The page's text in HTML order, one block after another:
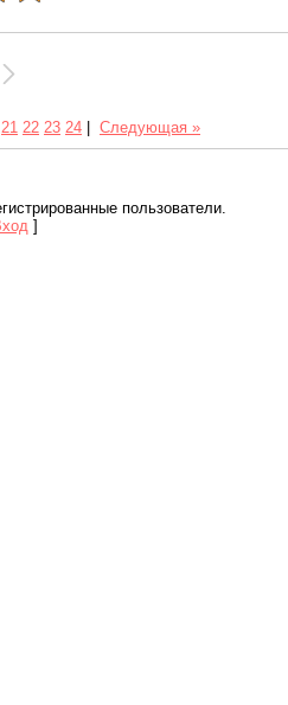
21 22 23 24 Следующая »
пользователи.
]